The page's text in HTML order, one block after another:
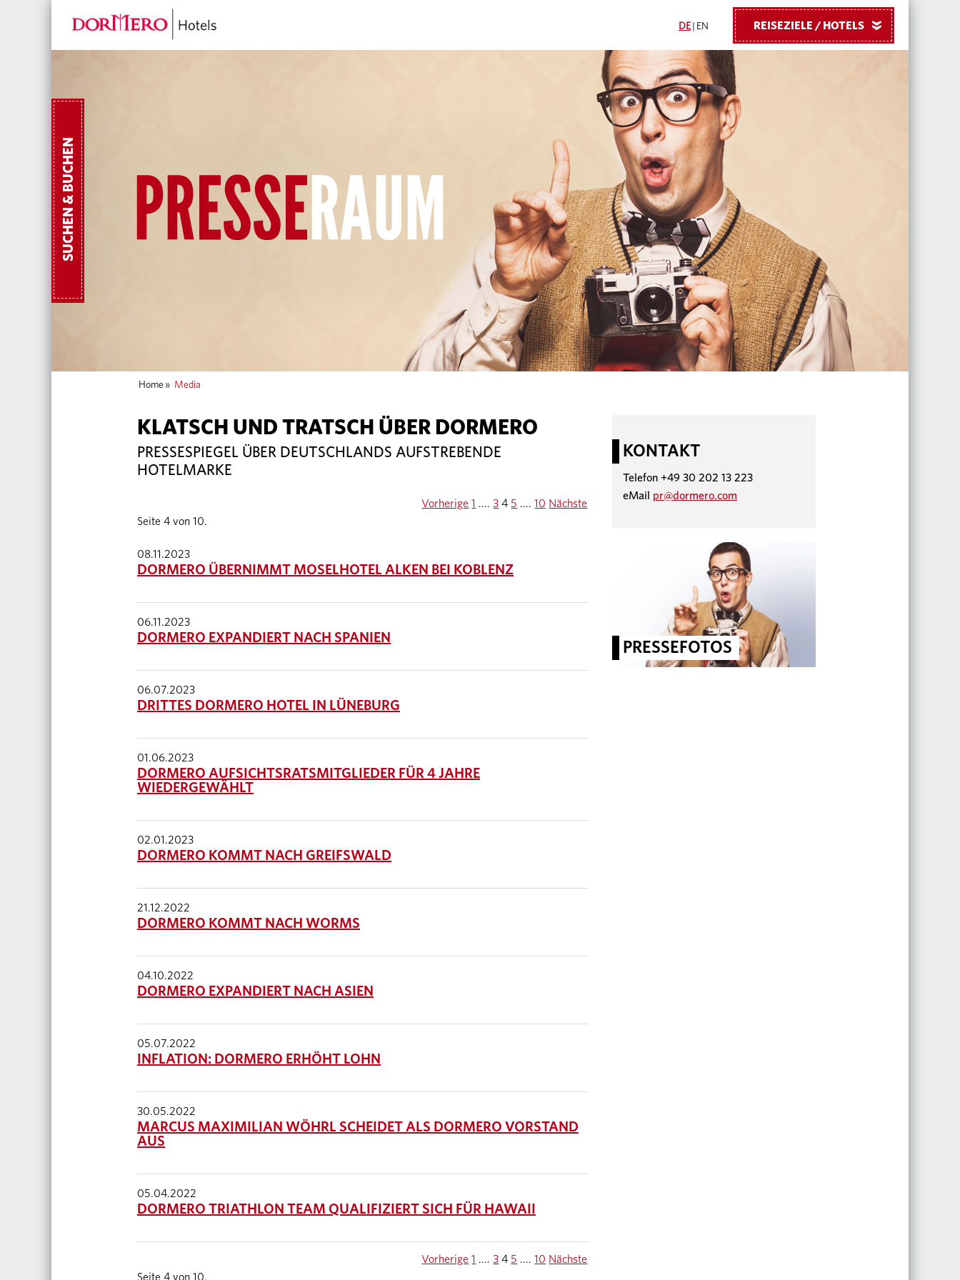
DE EN REISEZIELE / HOTELS »
SUCHEN & BUCHEN
Home » Media
KLATSCH UND TRATSCH ÜBER DORMERO
PRESSESPIEGEL ÜBER DEUTSCHLANDS AUFSTREBENDE
HOTELMARKE
Seite 4 von 10.
Vorherige 1 .... 3 4 5 .... 10 Nächste
08.11.2023
DORMERO ÜBERNIMMT MOSELHOTEL ALKEN BEI KOBLENZ
06.11.2023
DORMERO EXPANDIERT NACH SPANIEN
06.07.2023
DRITTES DORMERO HOTEL IN LÜNEBURG
01.06.2023
DORMERO AUFSICHTSRATSMITGLIEDER FÜR 4 JAHRE
WIEDERGEWÄHLT
02.01.2023
DORMERO KOMMT NACH GREIFSWALD
21.12.2022
DORMERO KOMMT NACH WORMS
04.10.2022
DORMERO EXPANDIERT NACH ASIEN
05.07.2022
INFLATION: DORMERO ERHÖHT LOHN
30.05.2022
MARCUS MAXIMILIAN WÖHRL SCHEIDET ALS DORMERO VORSTAND
AUS
05.04.2022
DORMERO TRIATHLON TEAM QUALIFIZIERT SICH FÜR HAWAII
Seite 4 von 10.
Vorherige 1 .... 3 4 5 .... 10 Nächste
KONTAKT
Telefon +49 30 202 13 223
eMail pr@dormero.com
PRESSEFOTOS